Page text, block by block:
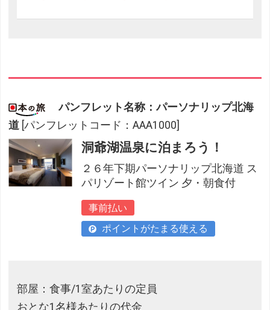
パンフレット名称：パーソナリップ北海
道 [パンフレットコード：AAA1000]
洞爺湖温泉に泊まろう！
２６年下期パーソナリップ北海道 ス
パリゾート館ツイン 夕・朝食付
事前払い
ポイントがたまる使える
部屋：食事/1室あたりの定員
おとな1名様あたりの代金